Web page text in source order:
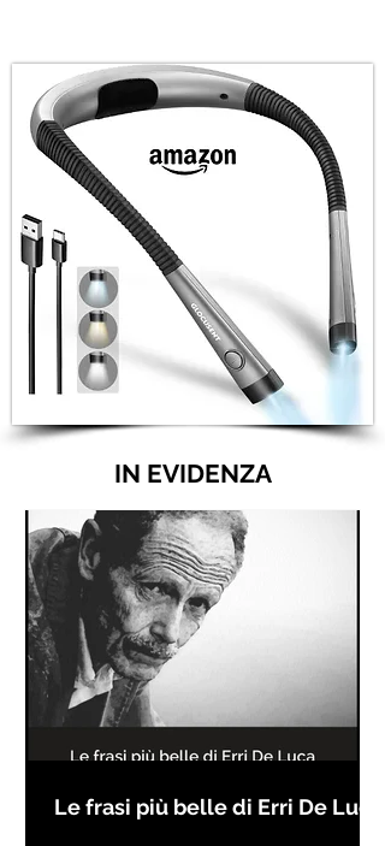
IN EVIDENZA
Le frasi più belle di Erri De Luca